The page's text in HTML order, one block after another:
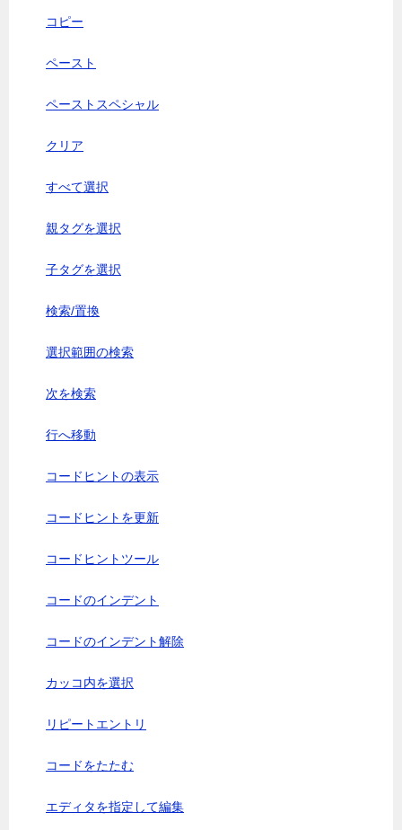
コピー
ペースト
ペーストスペシャル
クリア
すべて選択
親タグを選択
子タグを選択
検索/置換
選択範囲の検索
次を検索
行へ移動
コードヒントの表示
コードヒントを更新
コードヒントツール
コードのインデント
コードのインデント解除
カッコ内を選択
リピートエントリ
コードをたたむ
エディタを指定して編集